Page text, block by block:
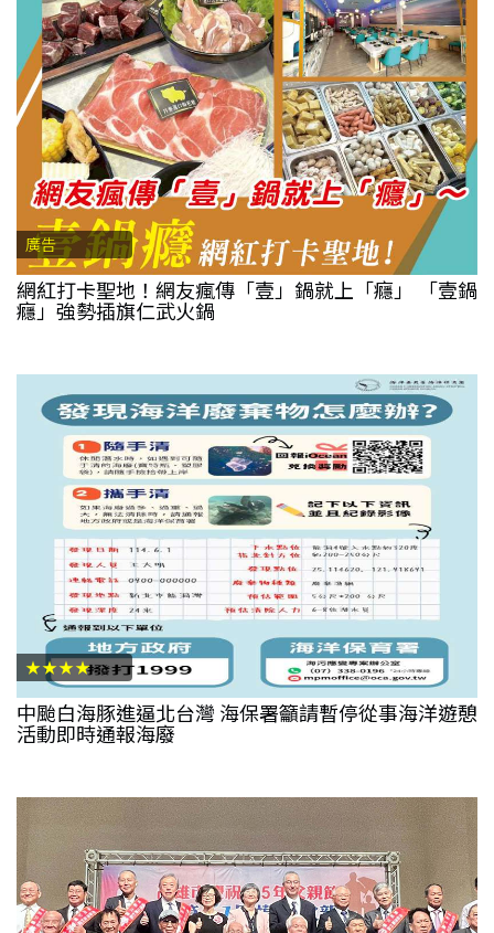
廣告
網紅打卡聖地！網友瘋傳「壹」鍋就上「癮」 「壹鍋
癮」強勢插旗仁武火鍋
★★★★
中颱白海豚進逼北台灣 海保署籲請暫停從事海洋遊憩
活動即時通報海廢